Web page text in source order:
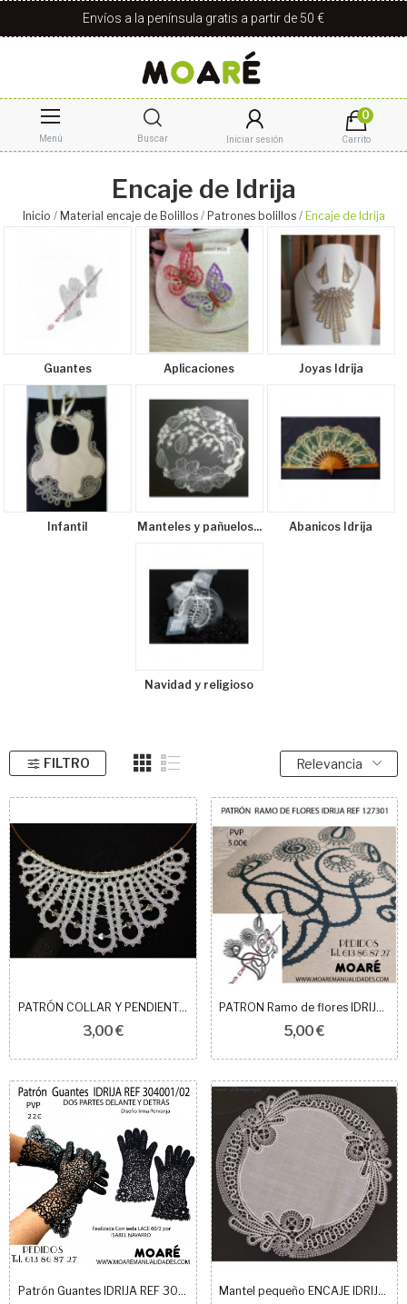
Envíos a la península gratis a partir de 50 €
Menú Buscar Iniciar sesión
0
Carrito
Encaje de Idrija
Inicio Material encaje de Bolillos Patrones bolillos Encaje de Idrija
Guantes Aplicaciones Joyas Idrija
Infantil Manteles y pañuelos... Abanicos Idrija
Navidad y religioso
FILTRO Relevancia
PATRÓN COLLAR Y PENDIENTES IDRIJA 9 CM, 3,5 CM...
3,00 €
PATRON Ramo de flores IDRIJA 127301
5,00 €
Patrón Guantes IDRIJA REF 304001/02 Mantel pequeño ENCAJE IDRIJA 407101